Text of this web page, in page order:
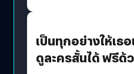
เป็นทุกอย่างให้เธ
ดูละครสั้นได้ ฟรีด้